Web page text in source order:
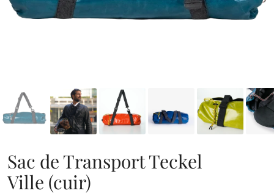
Sac de Transport Teckel
Ville (cuir)